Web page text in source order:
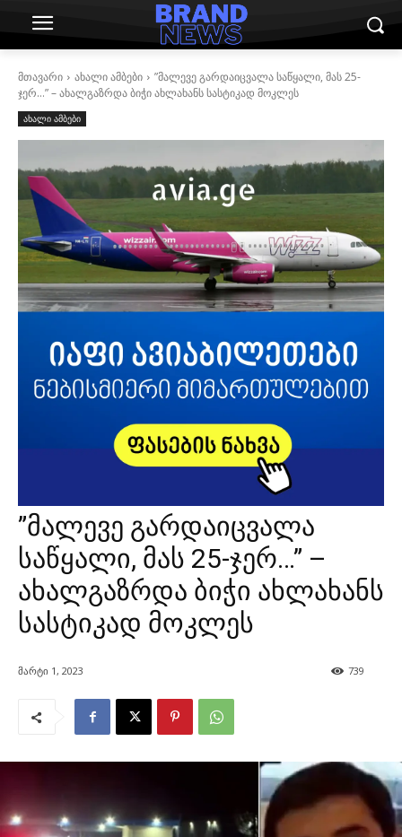
მთავარი ახალი ამბები
”მალევე გარდაიცვალა საწყალი, მას 25-
ჯერ…” – ახალგაზრდა ბიჭი ახლახანს სასტიკად მოკლეს
ახალი ამბები
”მალევე გარდაიცვალა
საწყალი, მას 25-ჯერ…” –
ახალგაზრდა ბიჭი ახლახანს
სასტიკად მოკლეს
მარტი 1, 2023 739